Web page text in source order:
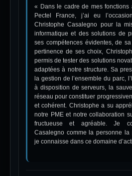
« Dans le cadre de mes fonctions
Pectel France, j’ai eu
Christophe Casalegno pour la
informatique et des solutions de
ses compétences évidentes, de
pertinence de ses choix,
permis de tester des solutions
adaptées à notre structure. Sa
la gestion de l’ensemble du parc,
à disposition de serveurs, la
réseau pour constituer
et cohérent. Christophe a su
notre PME et notre collaboration
fructueuse et agréable. Je
Casalegno comme la personne la
je connaisse dans ce domaine